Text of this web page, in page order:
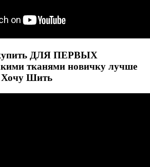
ДЛЯ ПЕРВЫХ
тканями новичку лучше
Хочу Шить